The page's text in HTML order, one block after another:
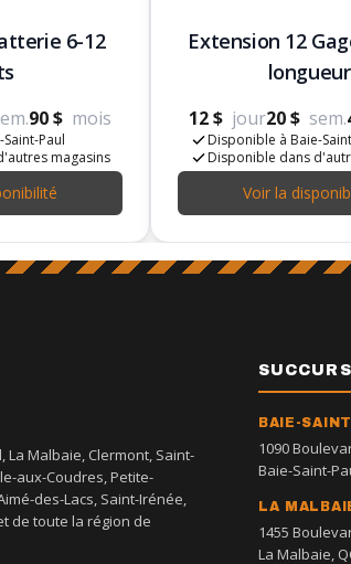
6-12
90 $ mois
Paul
magasins
Extension 12
longueur
12 $ jour20 $ sem.
Disponible à Baie-
Disponible dans
Voir la
La Malbaie, Clermont, Saint-
aux-Coudres, Petite-
des-Lacs, Saint-Irénée,
de toute la région de
BAIE-
1090
Baie-Saint-
LA
1455
La Malbaie,